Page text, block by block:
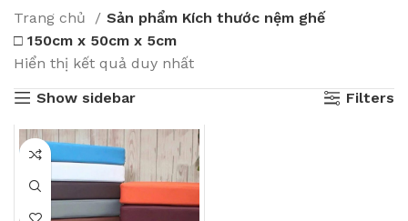
Trang chủ
Sản phẩm Kích thước nệm ghế
□ 150cm x 50cm x 5cm
Hiển thị kết quả duy nhất
Show sidebar
Filters